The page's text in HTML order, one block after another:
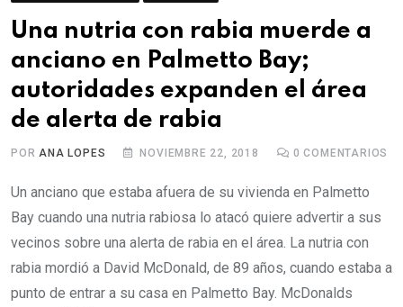
Una nutria con rabia muerde a
anciano en Palmetto Bay;
autoridades expanden el área
de alerta de rabia
PORANA LOPES NOVIEMBRE 22, 2018 0 COMENTARIOS
Un anciano que estaba afuera de su vivienda en Palmetto
Bay cuando una nutria rabiosa lo atacó quiere advertir a sus
vecinos sobre una alerta de rabia en el área. La nutria con
rabia mordió a David McDonald, de 89 años, cuando estaba a
punto de entrar a su casa en Palmetto Bay. McDonalds